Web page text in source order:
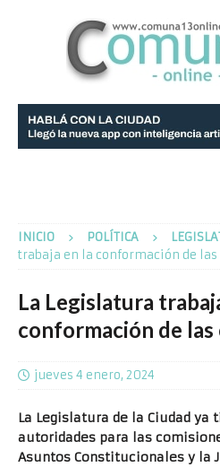
INICIO POLÍTICA
trabaja en la conformación de
La Legislatura
conformación de las
jueves 4 enero, 2024
La Legislatura de la Ciudad ya
autoridades para las
Asuntos Constitucionales y la